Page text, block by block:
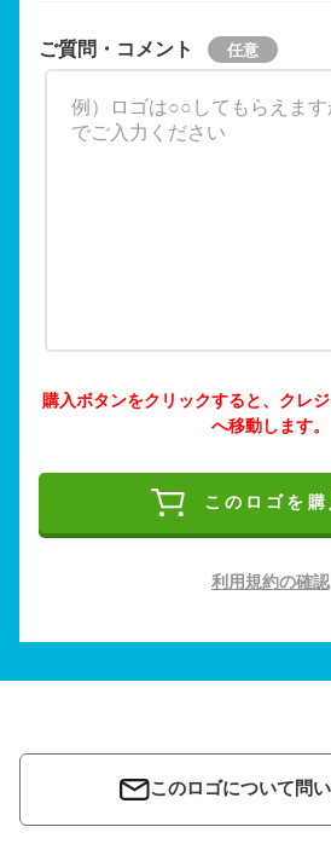
ご質問・コメント
購入ボタンをクリックすると、クレ
へ移動します。
このロゴを購
利用規約の確認
このロゴについて問